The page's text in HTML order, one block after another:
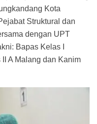
Kota
Struktural dan
dengan UPT
Bapas Kelas I
A Malang dan Kanim